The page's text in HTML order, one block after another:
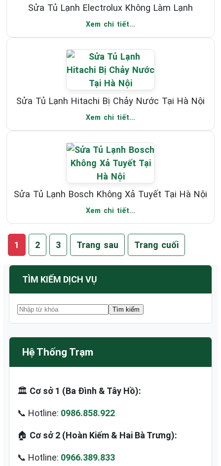
Sửa Tủ Lạnh Electrolux Không Làm Lạnh
Xem chi tiết...
Sửa Tủ Lạnh Hitachi Bị Chảy Nước Tại Hà Nội
Xem chi tiết...
Sửa Tủ Lạnh Bosch Không Xả Tuyết Tại Hà Nội
Xem chi tiết...
1 2 3 Trang sau Trang cuối
TÌM KIẾM DỊCH VỤ
Hệ Thống Trạm
🏛️ Cơ sở 1 (Ba Đình & Tây Hồ):
📞 Hotline: 0986.858.922
🏠 Cơ sở 2 (Hoàn Kiếm & Hai Bà Trưng):
📞 Hotline: 0966.389.833